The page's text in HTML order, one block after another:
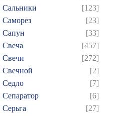
Сальники
[123]
Саморез
[23]
Сапун
[33]
Свеча
[457]
Свечи
[272]
Свечной
[2]
Седло
[7]
Сепаратор
[6]
Серьга
[27]